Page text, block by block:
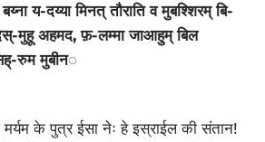
य-दय्या मिनत् तौराति व मुबश्शिरम् बि-
मुहू अहमद, फ़-लम्मा जाआहुम् बिल
रुम मुबीन◌
के पुत्र ईसा नेः हे इस्राईल की संतान!